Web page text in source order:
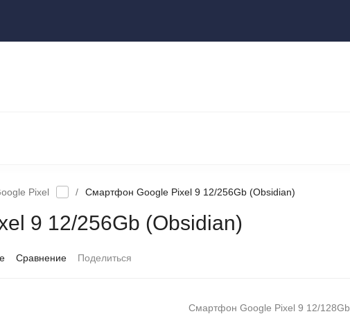
Pixel / Смартфон Google Pixel 9 12/256Gb (Obsidian)
9 12/256Gb (Obsidian)
Сравнение Поделиться
Смартфон Google Pixel 9 12/128Gb